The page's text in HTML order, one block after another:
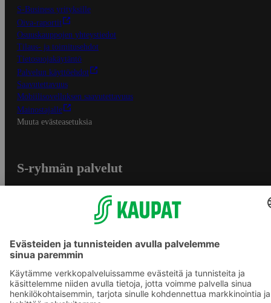
S-Business yrityksille
Oiva-raportit
Osuuskauppojen yhteystiedot
Tilaus- ja toimitusehdot
Tietosuojakäytäntö
Palvelun käyttöehdot
Saavutettavuus
Mobiilisovelluksen saavutettavuus
Mainostajalle
Muuta evästeasetuksia
S-ryhmän palvelut
S-ostoslista -sovellus
Prisma.fi
Sokos.fi
S-Pankki
Yhteishyvä